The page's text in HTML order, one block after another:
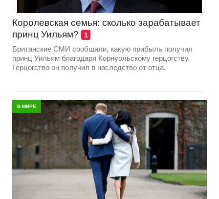
Королевская семья: сколько зарабатывает
принц Уильям?
1
Британские СМИ сообщили, какую прибыль получил
принц Уильям благодаря Корнуольскому герцогству.
Герцогство он получил в наследство от отца.
В МИРЕ